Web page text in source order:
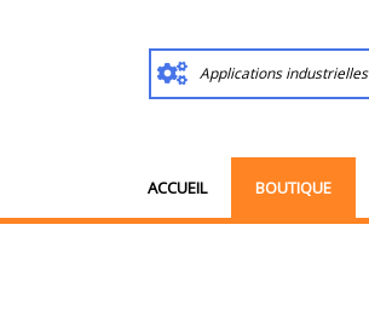
Applications industrielles
ACCUEIL BOUTIQUE